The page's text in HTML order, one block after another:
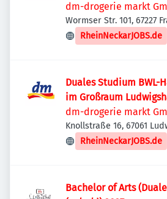
dm-drogerie markt
Wormser Str. 101, 67227
Deutschland
RheinNeckarJOBS.de
Duales Studium BWL-
im Großraum
dm-drogerie markt
Knollstraße 16, 67061
Rhein, Deutschland
RheinNeckarJOBS.de
Bachelor of Arts